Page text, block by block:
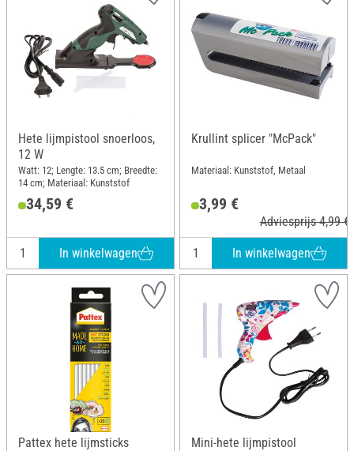
Hete lijmpistool snoerloos,
12 W
Watt: 12; Lengte: 13.5 cm; Breedte:
14 cm; Materiaal: Kunststof
34,59 €
In winkelwagen
Krullint splicer "McPack"
Materiaal: Kunststof, Metaal
3,99 €
Adviesprijs 4,99 €
In winkelwagen
Pattex hete lijmsticks Mini-hete lijmpistool